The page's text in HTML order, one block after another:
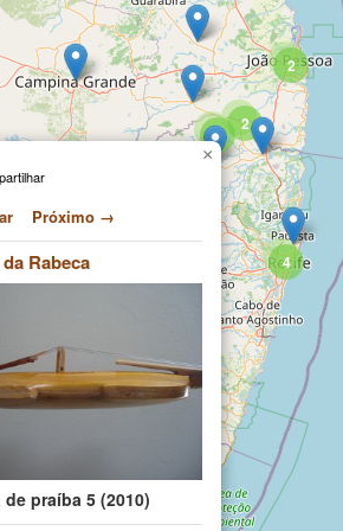
4
2
2
2
Próximo →
Rabeca
de praíba 5 (2010)
×